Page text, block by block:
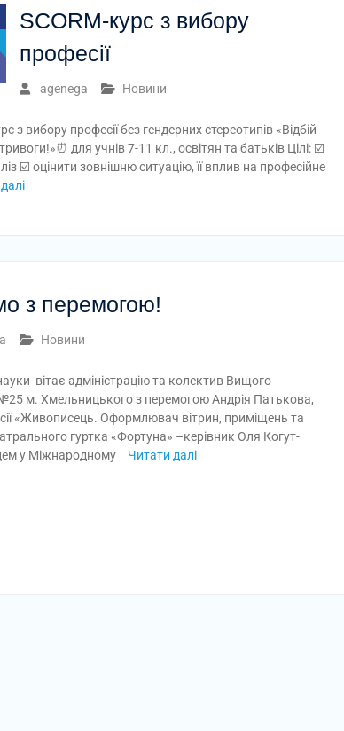
SCORM-курс з вибору
професії
agenega Новини
з вибору професії без гендерних стереотипів «Відбій
для учнів 7-11 кл., освітян та батьків Цілі: ☑️
☑️ оцінити зовнішню ситуацію, її вплив на професійне
з перемогою!
Новини
вітає адміністрацію та колектив Вищого
м. Хмельницького з перемогою Андрія Патькова,
«Живописець. Оформлювач вітрин, приміщень та
гуртка «Фортуна» –керівник Оля Когут-
у Міжнародному
Читати далі